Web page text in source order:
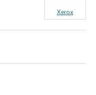
Xerox